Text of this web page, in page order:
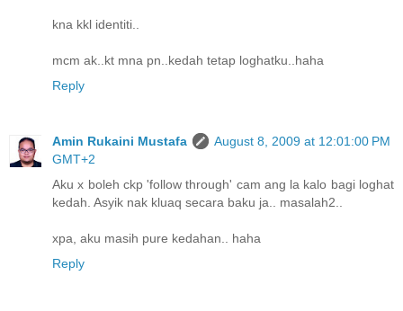
kna kkl identiti..
mcm ak..kt mna pn..kedah tetap loghatku..haha
Reply
Amin Rukaini Mustafa
August 8, 2009 at 12:01:00 PM
GMT+2
Aku x boleh ckp 'follow through' cam ang la kalo bagi loghat
kedah. Asyik nak kluaq secara baku ja.. masalah2..
xpa, aku masih pure kedahan.. haha
Reply